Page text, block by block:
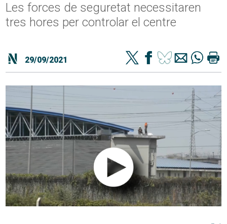
Les forces de seguretat necessitaren
tres hores per controlar el centre
29/09/2021